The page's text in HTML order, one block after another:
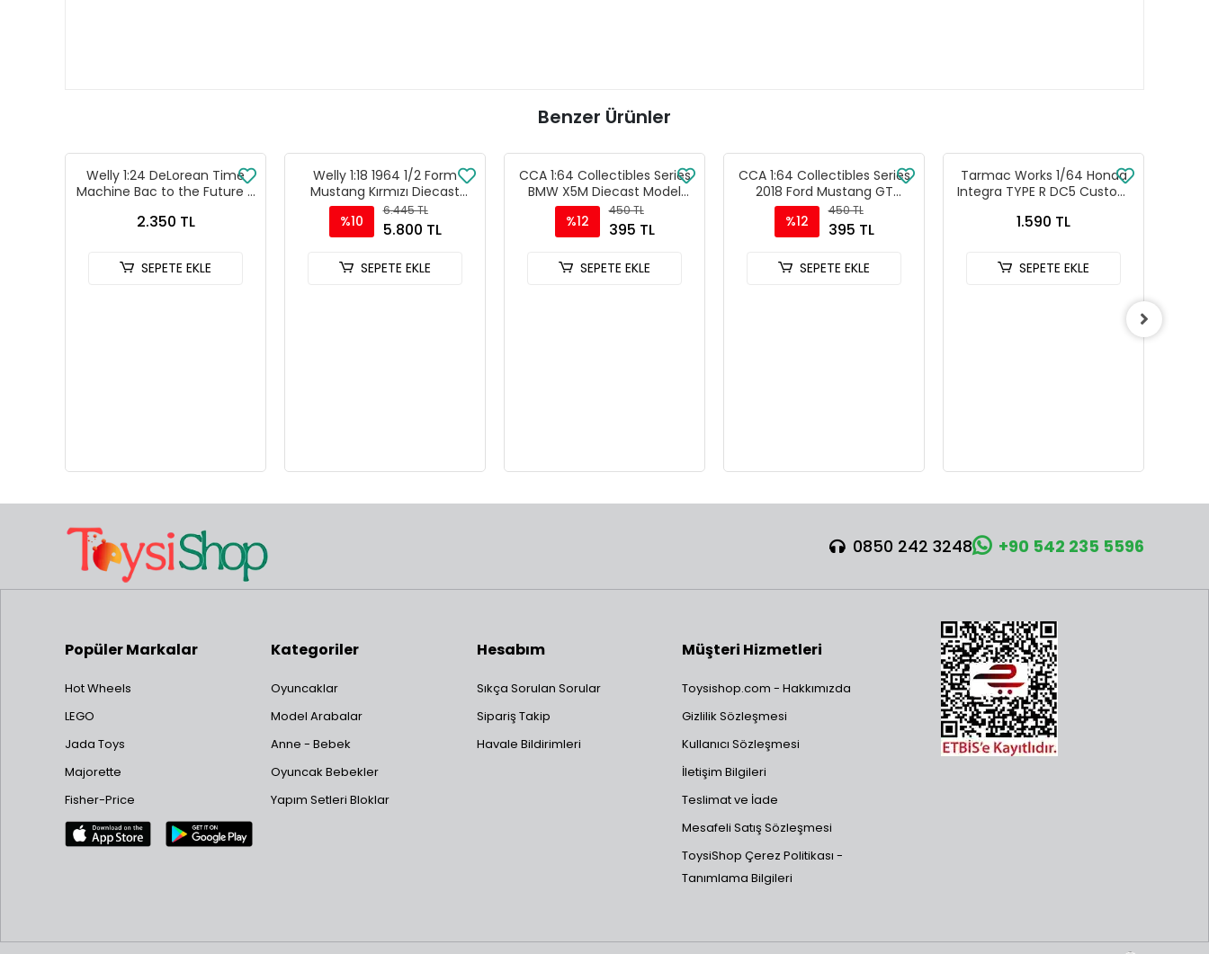
Benzer Ürünler
Welly 1:24 DeLorean Time
Machine Bac to the Future 3
2.350 TL
SEPETE EKLE
Welly 1:18 1964 1/2 Form
Mustang Kırmızı Diecast
Model Araba - 12519H-W
%10
6.445 TL
5.800 TL
SEPETE EKLE
CCA 1:64 Collectibles Series
BMW X5M Diecast Model
Araba Kırmızı - 82523CK
%12
450 TL
395 TL
SEPETE EKLE
CCA 1:64 Collectibles Series
2018 Ford Mustang GT
Diecast Model Araba Gri -
82510C
%12
450 TL
395 TL
SEPETE EKLE
Tarmac Works 1/64 Honda
Integra TYPE R DC5 Custom
T64R-TL022-BL
1.590 TL
SEPETE EKLE
0850 242 3248 +90 542 235 5596
Popüler Markalar
Hot Wheels
LEGO
Jada Toys
Majorette
Fisher-Price
Kategoriler
Oyuncaklar
Model Arabalar
Anne - Bebek
Oyuncak Bebekler
Yapım Setleri Bloklar
Hesabım
Sıkça Sorulan Sorular
Sipariş Takip
Havale Bildirimleri
Müşteri Hizmetleri
Toysishop.com - Hakkımızda
Gizlilik Sözleşmesi
Kullanıcı Sözleşmesi
İletişim Bilgileri
Teslimat ve İade
Mesafeli Satış Sözleşmesi
ToysiShop Çerez Politikası -
Tanımlama Bilgileri